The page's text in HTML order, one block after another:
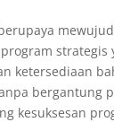
strategis
ketersediaan
bergantung
kesuksesan